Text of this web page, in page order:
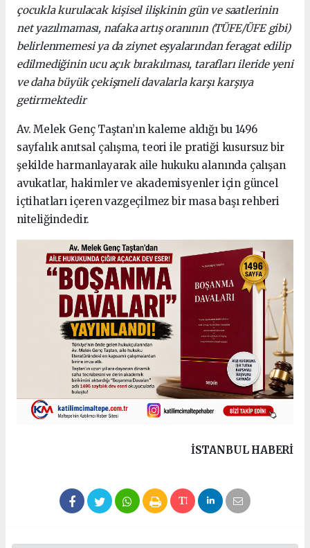
çocukla kurulacak kişisel ilişkinin gün ve saatlerinin
net yazılmaması, nafaka artış oranının (TÜFE/ÜFE gibi)
belirlenmemesi ya da ziynet eşyalarından feragat edilip
edilmediğinin ucu açık bırakılması, tarafları ileride yeni
ve daha büyük çekişmeli davalarla karşı karşıya
getirmektedir
Av. Melek Genç Taştan’ın kaleme aldığı bu 1496
sayfalık anıtsal çalışma, teori ile pratiği kusursuz bir
şekilde harmanlayarak aile hukuku alanında çalışan
avukatlar, hakimler ve akademisyenler için güncel
içtihatları içeren vazgeçilmez bir masa başı rehberi
niteliğindedir.
İSTANBUL HABERİ